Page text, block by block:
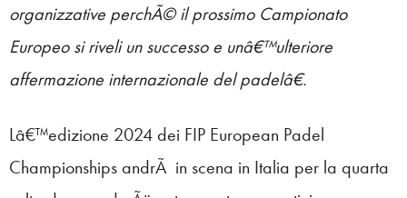
organizzative perchÃ© il prossimo Campionato
Europeo si riveli un successo e unâ€™ulteriore
affermazione internazionale del padelâ€.
Lâ€™edizione 2024 dei FIP European Padel
Championships andrÃ in scena in Italia per la quarta